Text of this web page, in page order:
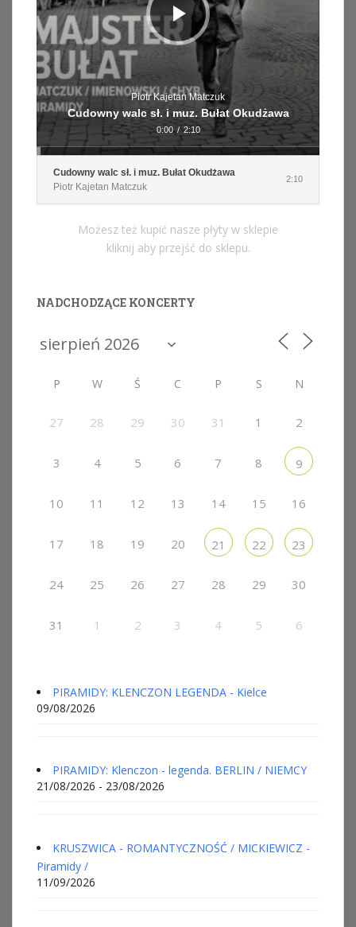
Piotr Kajetan Matczuk
Cudowny walc sł. i muz. Bułat Okudżawa
0:00 / 2:10
Cudowny walc sł. i muz. Bułat Okudżawa
Piotr Kajetan Matczuk
2:10
Możesz też kupić nasze płyty w sklepie
kliknij aby przejść do sklepu.
NADCHODZĄCE KONCERTY
P W Ś C P S N
27 28 29 30 31 1 2
3 4 5 6 7 8 9
10 11 12 13 14 15 16
17 18 19 20 21 22 23
24 25 26 27 28 29 30
31 1 2 3 4 5 6
PIRAMIDY: KLENCZON LEGENDA - Kielce
09/08/2026
PIRAMIDY: Klenczon - legenda. BERLIN / NIEMCY
21/08/2026 - 23/08/2026
KRUSZWICA - ROMANTYCZNOŚĆ / MICKIEWICZ -
Piramidy /
11/09/2026